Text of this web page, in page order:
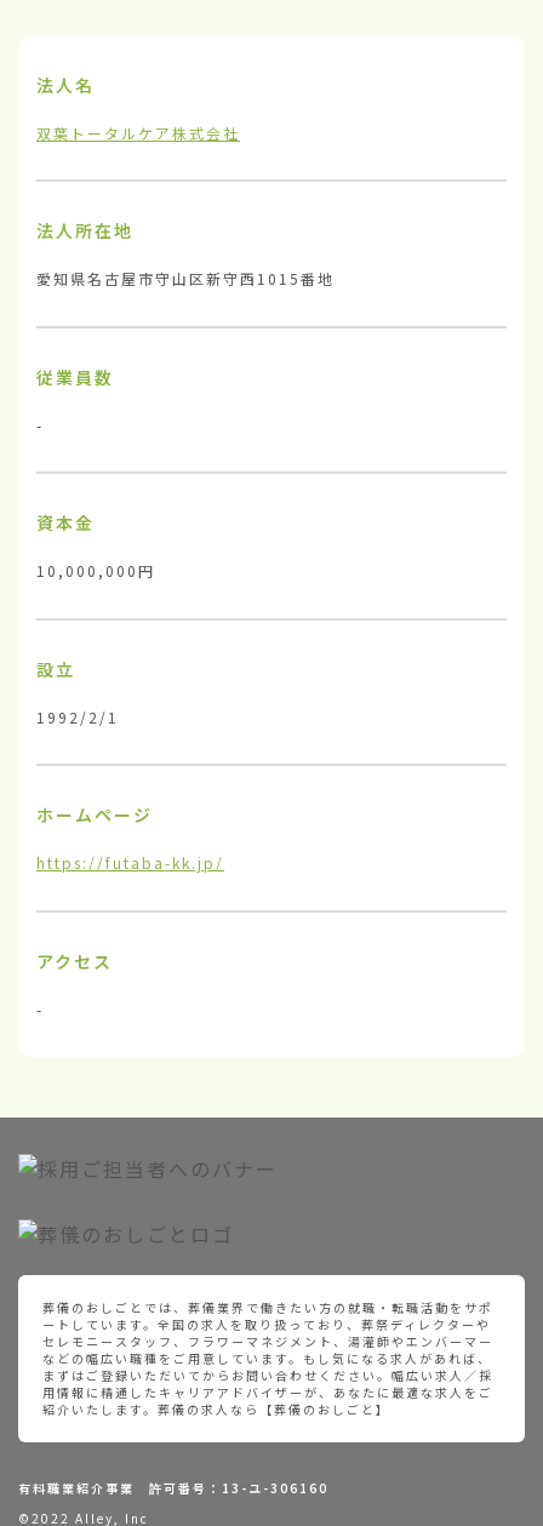
法人名
双葉トータルケア株式会社
法人所在地
愛知県名古屋市守山区新守西1015番地
従業員数
-
資本金
10,000,000円
設立
1992/2/1
ホームページ
https://futaba-kk.jp/
アクセス
-
葬儀のおしごとでは、葬儀業界で働きたい方の就職・転職活動をサポ
ートしています。全国の求人を取り扱っており、葬祭ディレクターや
セレモニースタッフ、フラワーマネジメント、湯灌師やエンバーマー
などの幅広い職種をご用意しています。もし気になる求人があれば、
まずはご登録いただいてからお問い合わせください。幅広い求人／採
用情報に精通したキャリアアドバイザーが、あなたに最適な求人をご
紹介いたします。葬儀の求人なら【葬儀のおしごと】
有料職業紹介事業 許可番号：13-ユ-306160
©2022 Alley, Inc